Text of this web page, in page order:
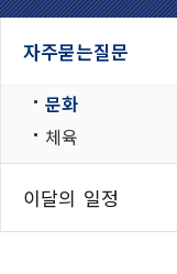
자주묻는질문
문화
체육
이달의 일정